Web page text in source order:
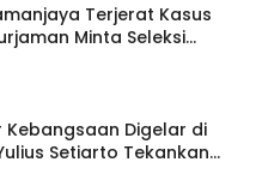
Terjerat Kasus
Minta Seleksi
Kebangsaan Digelar di
Setiarto Tekankan